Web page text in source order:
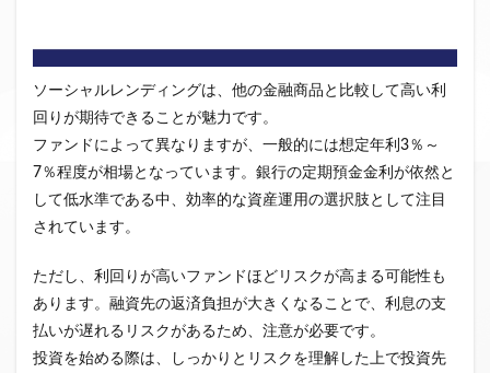
ソーシャルレンディングは、他の金融商品と比較して高い利
回りが期待できることが魅力です。
ファンドによって異なりますが、一般的には想定年利3％～
7％程度が相場となっています。銀行の定期預金金利が依然と
して低水準である中、効率的な資産運用の選択肢として注目
されています。
ただし、利回りが高いファンドほどリスクが高まる可能性も
あります。融資先の返済負担が大きくなることで、利息の支
払いが遅れるリスクがあるため、注意が必要です。
投資を始める際は、しっかりとリスクを理解した上で投資先